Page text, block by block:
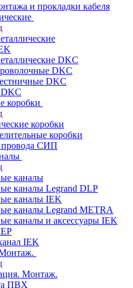
и прокладки кабеля
DKC
DKC
DKC
коробки
коробки
коробки
провода СИП
каналы
каналы Legrand DLP
каналы IEK
каналы Legrand METRA
каналы и аксессуары IEK
IEK
Монтаж.
ПВХ